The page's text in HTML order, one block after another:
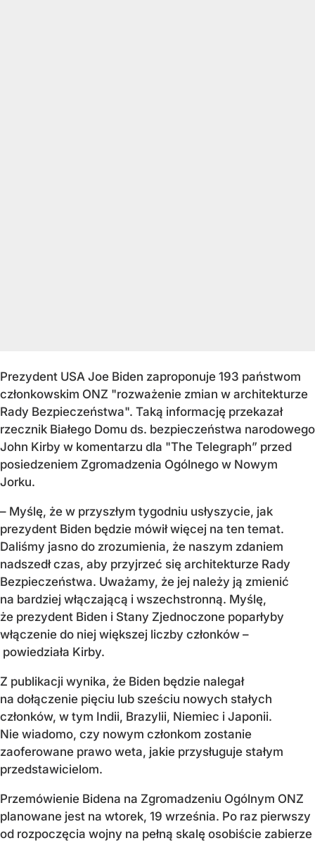
Prezydent USA Joe Biden zaproponuje 193 państwom
członkowskim ONZ "rozważenie zmian w architekturze
Rady Bezpieczeństwa". Taką informację przekazał
rzecznik Białego Domu ds. bezpieczeństwa narodowego
John Kirby w komentarzu dla "The Telegraph” przed
posiedzeniem Zgromadzenia Ogólnego w Nowym
Jorku.
– Myślę, że w przyszłym tygodniu usłyszycie, jak
prezydent Biden będzie mówił więcej na ten temat.
Daliśmy jasno do zrozumienia, że naszym zdaniem
nadszedł czas, aby przyjrzeć się architekturze Rady
Bezpieczeństwa. Uważamy, że jej należy ją zmienić
na bardziej włączającą i wszechstronną. Myślę,
że prezydent Biden i Stany Zjednoczone poparłyby
włączenie do niej większej liczby członków –
powiedziała Kirby.
Z publikacji wynika, że Biden będzie nalegał
na dołączenie pięciu lub sześciu nowych stałych
członków, w tym Indii, Brazylii, Niemiec i Japonii.
Nie wiadomo, czy nowym członkom zostanie
zaoferowane prawo weta, jakie przysługuje stałym
przedstawicielom.
Przemówienie Bidena na Zgromadzeniu Ogólnym ONZ
planowane jest na wtorek, 19 września. Po raz pierwszy
od rozpoczęcia wojny na pełną skalę osobiście zabierze